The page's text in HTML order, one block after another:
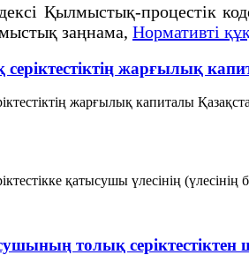
Қылмыстық-процестік
заңнама, Нормативті
серiктестiктiң жарғылық
жарғылық капиталы
қатысушы үлесiнiң
толық